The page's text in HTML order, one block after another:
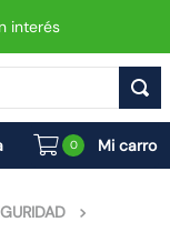
interés
0
MÁS BUSCADOS